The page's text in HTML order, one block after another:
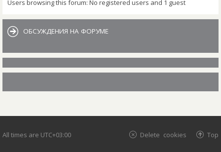
Users browsing this forum: No registered users and 1 guest
ОБСУЖДЕНИЯ НА ФОРУМЕ
All times are UTC+03:00 Top
Delete cookies